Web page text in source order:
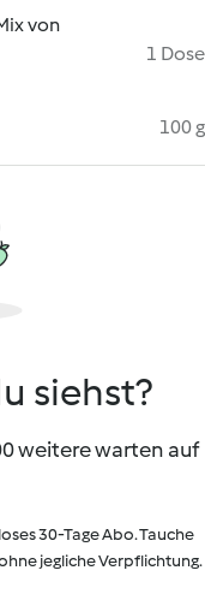
von
1 Dose
100 g
siehst?
weitere warten auf
30-Tage Abo. Tauche
jegliche Verpflichtung.